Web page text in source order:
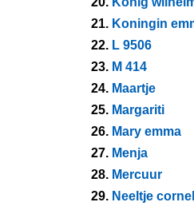
21. Koningin
22. L 9506
23. M 414
24. Maartje
25. Margariti
26. Mary emma
27. Menja
28. Mercuur
29. Neeltje